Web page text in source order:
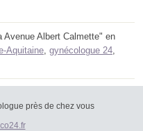
Avenue Albert Calmette" en
Aquitaine, gynécologue 24,
près de chez vous